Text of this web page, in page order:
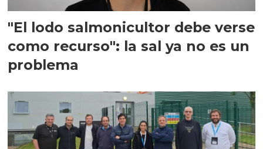
"El lodo salmonicultor debe verse
como recurso": la sal ya no es un
problema